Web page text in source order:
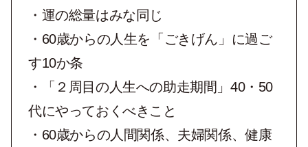
・運の総量はみな同じ
・60歳からの人生を「ごきげん」に過ご
す10か条
・「２周目の人生への助走期間」40・50
代にやっておくべきこと
・60歳からの人間関係、夫婦関係、健康